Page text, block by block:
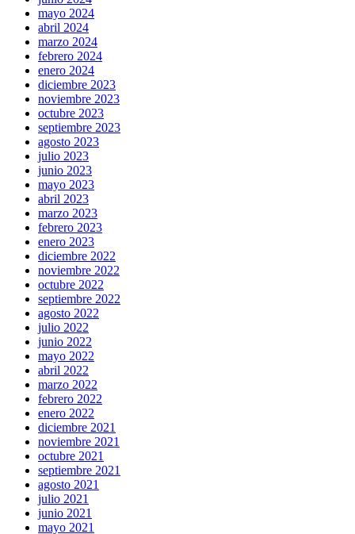
mayo 2024
abril 2024
marzo 2024
febrero 2024
enero 2024
diciembre 2023
noviembre 2023
octubre 2023
septiembre 2023
agosto 2023
julio 2023
junio 2023
mayo 2023
abril 2023
marzo 2023
febrero 2023
enero 2023
diciembre 2022
noviembre 2022
octubre 2022
septiembre 2022
agosto 2022
julio 2022
junio 2022
mayo 2022
abril 2022
marzo 2022
febrero 2022
enero 2022
diciembre 2021
noviembre 2021
octubre 2021
septiembre 2021
agosto 2021
julio 2021
junio 2021
mayo 2021